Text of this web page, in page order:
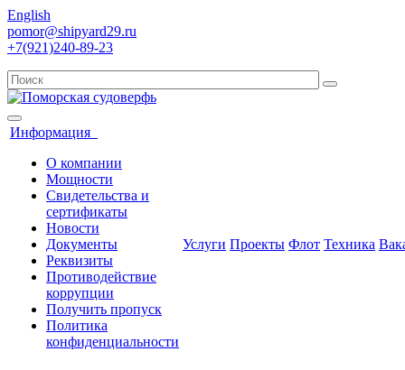
English
pomor@shipyard29.ru
+7(921)240-89-23
Информация
О компании
Мощности
Свидетельства и
сертификаты
Новости
Документы
Реквизиты
Противодействие
коррупции
Получить пропуск
Политика
конфиденциальности
Услуги Проекты Флот Техника